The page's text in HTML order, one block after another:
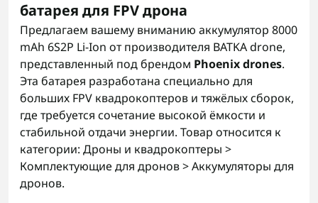
батарея для FPV дрона
Предлагаем вашему вниманию аккумулятор 8000
mAh 6S2P Li-Ion от производителя BATKA drone,
представленный под брендом Phoenix drones.
Эта батарея разработана специально для
больших FPV квадрокоптеров и тяжёлых сборок,
где требуется сочетание высокой ёмкости и
стабильной отдачи энергии. Товар относится к
категории: Дроны и квадрокоптеры >
Комплектующие для дронов > Аккумуляторы для
дронов.